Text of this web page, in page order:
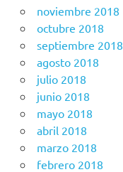
noviembre 2018
octubre 2018
septiembre 2018
agosto 2018
julio 2018
junio 2018
mayo 2018
abril 2018
marzo 2018
febrero 2018